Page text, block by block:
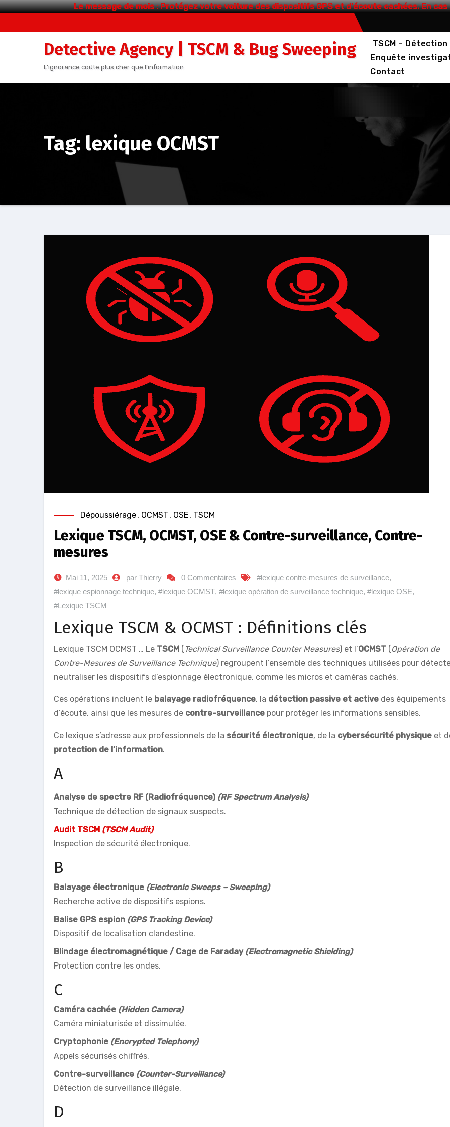
Le message de mois : Protégez votre voiture des dispositifs GPS et d'écoute cachées. En
au
Detective Agency | TSCM & Bug Sweeping
L’ignorance coûte plus cher que l’information
TSCM –
Enquête
Contact
Tag: lexique OCMST
Dépoussiérage , OCMST , OSE , TSCM
Lexique TSCM, OCMST, OSE & Contre-surveillance, Contre-
mesures
Mai 11, 2025 par Thierry 0 Commentaires #lexique contre-mesures de surveillance,
#lexique espionnage technique, #lexique OCMST, #lexique opération de surveillance technique, #lexique OSE,
#Lexique TSCM
Lexique TSCM & OCMST : Définitions clés
Lexique TSCM OCMST … Le TSCM ( Technical Surveillance Counter Measures) et l’OCMST (Opération de
Contre-Mesures de Surveillance Technique) regroupent l’ensemble des techniques utilisées pour
neutraliser les dispositifs d’espionnage électronique, comme les micros et caméras cachés.
Ces opérations incluent le balayage radiofréquence, la détection passive et active des équipements
d’écoute, ainsi que les mesures de contre-surveillance pour protéger les informations sensibles.
Ce lexique s’adresse aux professionnels de la sécurité électronique, de la cybersécurité physique et
protection de l’information.
A
Analyse de spectre RF (Radiofréquence) (RF Spectrum Analysis)
Technique de détection de signaux suspects.
Audit TSCM (TSCM Audit)
Inspection de sécurité électronique.
B
Balayage électronique (Electronic Sweeps – Sweeping)
Recherche active de dispositifs espions.
Balise GPS espion (GPS Tracking Device)
Dispositif de localisation clandestine.
Blindage électromagnétique / Cage de Faraday (Electromagnetic Shielding)
Protection contre les ondes.
C
Caméra cachée (Hidden Camera)
Caméra miniaturisée et dissimulée.
Cryptophonie (Encrypted Telephony)
Appels sécurisés chiffrés.
Contre-surveillance (Counter-Surveillance)
Détection de surveillance illégale.
D